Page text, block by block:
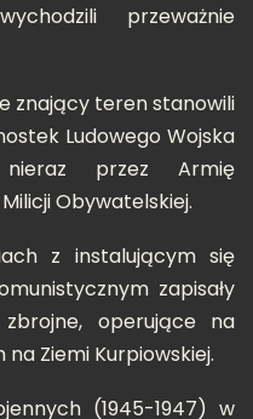
przeważnie
znający teren stanowili
Ludowego Wojska
nieraz przez Armię
Obywatelskiej.
z instalującym się
zapisały
operujące na
na Ziemi Kurpiowskiej.
(1945-1947) w